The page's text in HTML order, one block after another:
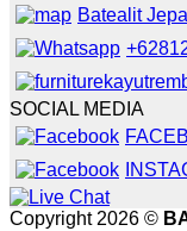
Batealit
SOCIAL MEDIA
Copyright 2026 ©